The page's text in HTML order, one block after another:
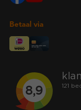
Betaal via